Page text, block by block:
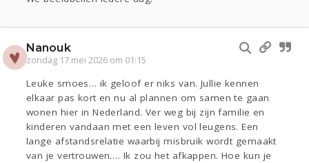
Nanouk
zondag 17 mei 2026 om 01:15
Leuke smoes… ik geloof er niks van. Jullie kennen
elkaar pas kort en nu al plannen om samen te gaan
wonen hier in Nederland. Ver weg bij zijn familie en
kinderen vandaan met een leven vol leugens. Een
lange afstandsrelatie waarbij misbruik wordt gemaakt
van je vertrouwen…. Ik zou het afkappen. Hoe kun je